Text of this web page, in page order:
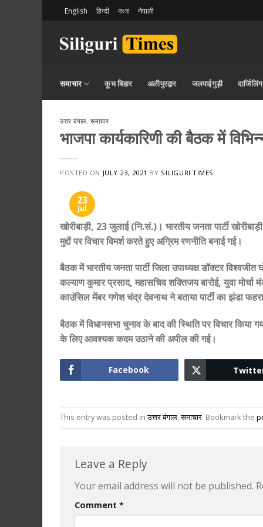
content
English हिन्दी বাংলা नेपाली
समाचार कूच बिहार अलीपुरद्वार जलपाईगुड़ी दार्जिलिंग
उत्तर बंगाल,समाचार
भाजपा कार्यकारिणी की बैठक में
POSTED ON JULY 23, 2021 BY SILIGURI TIMES
23
Jul
खोरीबाड़ी, 23 जुलाई (नि.सं.)। भारतीय जनता पार्टी
मुद्दों पर विचार विमर्श करते हुए अग्रिम रणनीति बनाई गई।
बैठक में भारतीय जनता पार्टी जिला उपाध्यक्ष डॉक्टर
कल्याण कुमार प्रसाद, महासचिव शक्तिजय बारोई, युवा
काउंसिल मेंबर गणेश चंद्र देवनाथ ने बताया पार्टी का झंडा
बैठक में विधानसभा चुनाव के बाद की स्थिति पर विचार किया
के लिए आवश्यक कदम उठाने की अपील की गई।
Facebook
This entry was posted inउत्तर बंगाल,समाचार. Bookmark the
Leave a Reply
Your email address will not be published.
Comment *